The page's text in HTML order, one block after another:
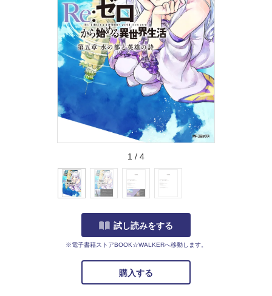
1 / 4
試し読みをする
※電子書籍ストアBOOK☆WALKERへ移動します。
購入する